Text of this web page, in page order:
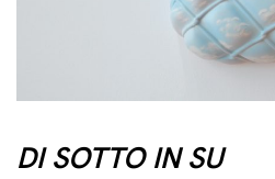
Art,London
DI SOTTO IN SU